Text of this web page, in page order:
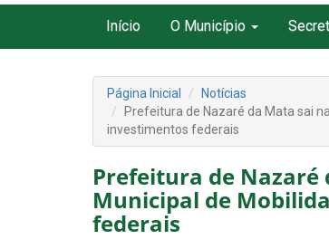
Início O Município
Página Inicial
Notícias
Prefeitura de Nazaré da Mata sai
investimentos federais
Prefeitura de
Municipal de
federais